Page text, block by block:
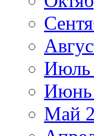
Июль
Июнь
Май